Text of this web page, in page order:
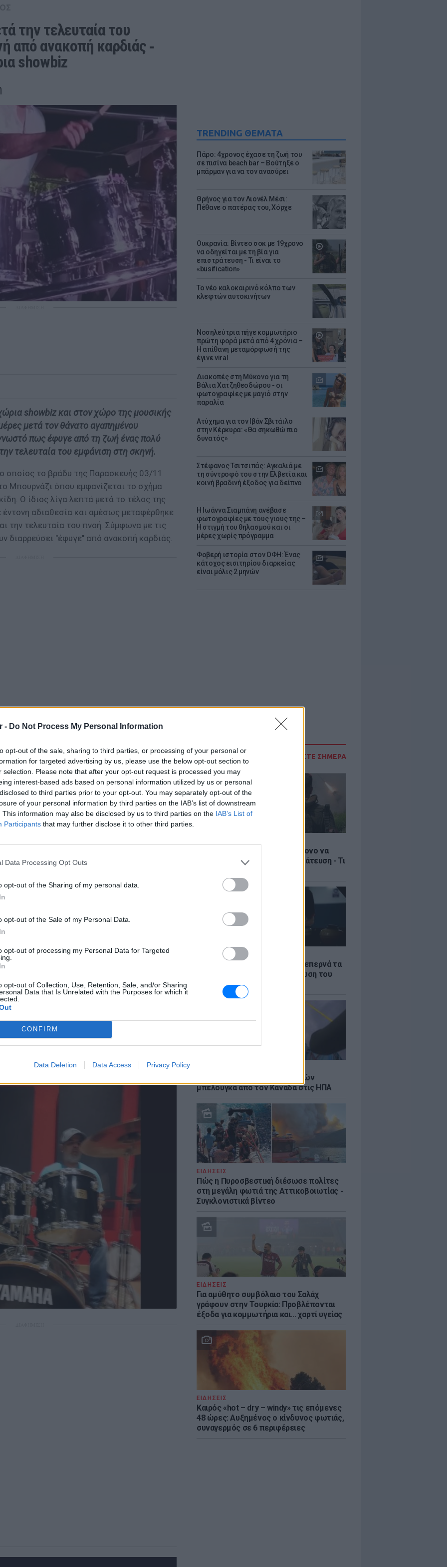
- Do Not Process My Personal Information
opt-out of the sale, sharing to third parties, or processing of your personal or
for targeted advertising by us, please use the below opt-out section to
selection. Please note that after your opt-out request is processed you may
interest-based ads based on personal information utilized by us or personal
to third parties prior to your opt-out. You may separately opt-out of the
of your personal information by third parties on the IAB’s list of downstream
This information may also be disclosed by us to third parties on the IAB’s List of
Participants that may further disclose it to other third parties.
Data Processing Opt Outs
opt-out of the Sharing of my personal data.
opt-out of the Sale of my Personal Data.
opt-out of processing my Personal Data for Targeted
opt-out of Collection, Use, Retention, Sale, and/or Sharing
Data that Is Unrelated with the Purposes for which it
CONFIRM
Data Deletion Data Access Privacy Policy
TRENDING ΘΕΜΑΤΑ
Πάρο: 4χρονος έχασε τη ζωή του
σε πισίνα beach bar – Βούτηξε ο
μπάρμαν για να τον ανασύρει
Θρήνος για τον Λιονέλ Μέσι:
Πέθανε ο πατέρας του, Χόρχε
Ουκρανία: Βίντεο σοκ με 19χρονο
να οδηγείται με τη βία για
επιστράτευση - Τι είναι το
«busification»
Το νέο καλοκαιρινό κόλπο των
κλεφτών αυτοκινήτων
Νοσηλεύτρια πήγε κομμωτήριο
πρώτη φορά μετά από 4 χρόνια –
Η απίθανη μεταμόρφωσή της
έγινε viral
Διακοπές στη Μύκονο για τη
Βάλια Χατζηθεοδώρου - οι
φωτογραφίες με μαγιό στην
παραλία
Ατύχημα για τον Ιβάν Σβιτάιλο
στην Κέρκυρα: «Θα σηκωθώ πιο
δυνατός»
Στέφανος Τσιτσιπάς: Αγκαλιά με
τη σύντροφό του στην Ελβετία και
κοινή βραδινή έξοδος για δείπνο
H Ιωάννα Σιαμπάνη ανέβασε
φωτογραφίες με τους γιους της –
Η στιγμή του θηλασμού και οι
μέρες χωρίς πρόγραμμα
Φοβερή ιστορία στον ΟΦΗ: Ένας
κάτοχος εισιτηρίου διαρκείας
είναι μόλις 2 μηνών
ΔΙΑΒΑΣΤΕ ΣΗΜΕΡΑ
Ουκρανία: Βίντεο σοκ με 19χρονο να
οδηγείται με τη βία για επιστράτευση - Τι
ΕΙΔΗΣΕΙΣ
Καύσιμα «φωτιά»: Η βενζίνη ξεπερνά τα
2 ευρώ το λίτρο παρά την πτώση του
αργού πετρελαίου διεθνώς
Ιστορική μεταφορά 30 φαλαινών
μπελούγκα από τον Καναδά στις ΗΠΑ
ΕΙΔΗΣΕΙΣ
Πώς η Πυροσβεστική διέσωσε πολίτες
στη μεγάλη φωτιά της Αττικοβοιωτίας -
Συγκλονιστικά βίντεο
ΕΙΔΗΣΕΙΣ
Για αμύθητο συμβόλαιο του Σαλάχ
γράφουν στην Τουρκία: Προβλέπονται
έξοδα για κομμωτήρια και... χαρτί υγείας
ΕΙΔΗΣΕΙΣ
Καιρός «hot – dry – windy» τις επόμενες
48 ώρες: Αυξημένος ο κίνδυνος φωτιάς,
συναγερμός σε 6 περιφέρειες
την τελευταία του
από ανακοπή καρδιάς ‑
showbiz
showbiz και στον χώρο της μουσικής
μετά τον θάνατο αγαπημένου
πως έφυγε από τη ζωή ένας πολύ
τελευταία του εμφάνιση στη σκηνή.
οποίος το βράδυ της Παρασκευής 03/11
Μπουρνάζι όπου εμφανίζεται το σχήμα
Ο ίδιος λίγα λεπτά μετά το τέλος της
αδιαθεσία και αμέσως μεταφέρθηκε
την τελευταία του πνοή. Σύμφωνα με τις
διαρρεύσει "έφυγε" από ανακοπή καρδιάς.
του Τάσου Κηρύκου
και συνεργάτης μας ντράμερ Τάσος
από ένα υπέροχο live γεμάτο κόσμο και
την τελευταία στιγμή τον καλύτερο
μουσική που γούσταρε. Σοκαριστικό και
ακόμα, πως έφυγε αυτό το θετικό
σου ταξίδι Τάσο», σημείωσε
του στην ανάρτηση με την οποία
ντράμερ πέθανε σε ηλικία 41 ετών.
του Δήμου Διρφύων Μεσσαπίων και τα
στην Χαλκίδα, μαζί με την αρραβωνιαστικιά
της ζωής του το πέρασε στην Αγγλία, όπου